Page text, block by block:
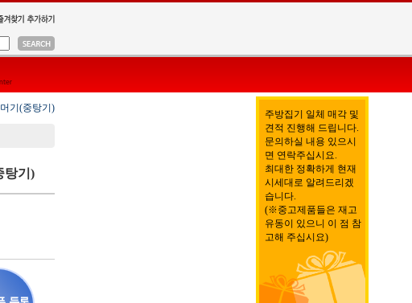
기(중탕기)
탕기)
주방집기 일체 매각 및
견적 진행해 드립니다.
문의하실 내용 있으시
면 연락주십시요.
최대한 정확하게 현재
시세대로 알려드리겠
습니다.
(※중고제품들은 재고
유동이 있으니 이 점 참
고해 주십시요)